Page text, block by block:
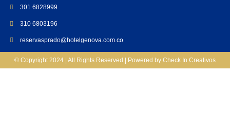
301 6828999
310 6803196
reservasprado@hotelgenova.com.co
© Copyright 2024 | All Rights Reserved | Powered by Check In Creativos